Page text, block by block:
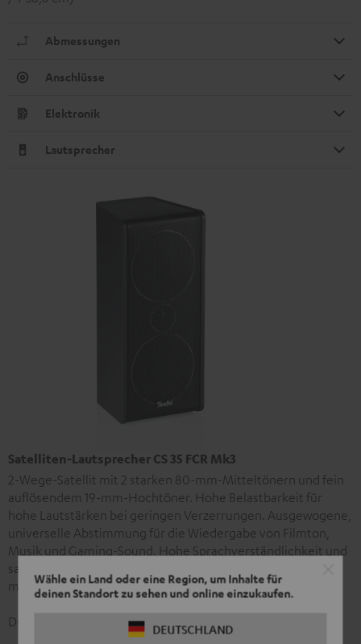
Wähle ein Land oder eine Region, um Inhalte für
deinen Standort zu sehen und online einzukaufen.
DEUTSCHLAND
Abmessungen
Anschlüsse
Elektronik
Lautsprecher
Satelliten-Lautsprecher CS 35 FCR Mk3
2-Wege-Satellit mit 2 starken 80-mm-Mitteltönern und fein
auflösendem 19-mm-Hochtöner. Hohe Belastbarkeit für
hohe Lautstärken bei geringen Verzerrungen. Ausgewogene,
universelle Abstimmung für die Wiedergabe von Filmton,
Musik und Gaming-Sound. Hohe Sprachverständlichkeit und
satter Sound auch bei geringen Lautstärken. Das Gehäuse
mit stabilem Metallgitter schützt die Töner.
Die CS 35 FCR Mk3 sind nicht einzeln erhältlich.